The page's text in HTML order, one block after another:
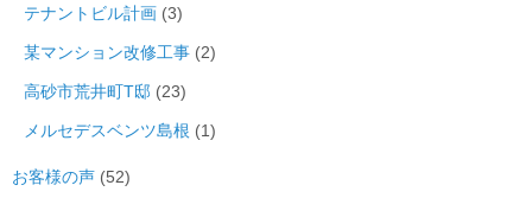
テナントビル計画 (3)
某マンション改修工事 (2)
高砂市荒井町T邸 (23)
メルセデスベンツ島根 (1)
お客様の声 (52)